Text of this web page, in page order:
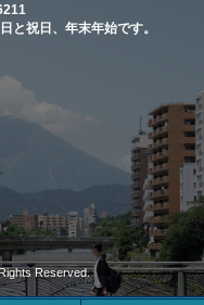
と祝日、年末年始です。
Reserved.